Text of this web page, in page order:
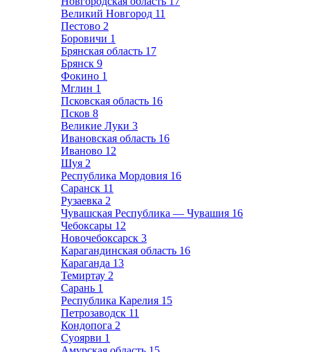
Великий Новгород 11
Пестово 2
Боровичи 1
Брянская область 17
Брянск 9
Фокино 1
Мглин 1
Псковская область 16
Псков 8
Великие Луки 3
Ивановская область 16
Иваново 12
Шуя 2
Республика Мордовия 16
Саранск 11
Рузаевка 2
Чувашская Республика — Чувашия 16
Чебоксары 12
Новочебоксарск 3
Карагандинская область 16
Караганда 13
Темиртау 2
Сарань 1
Республика Карелия 15
Петрозаводск 11
Кондопога 2
Суоярви 1